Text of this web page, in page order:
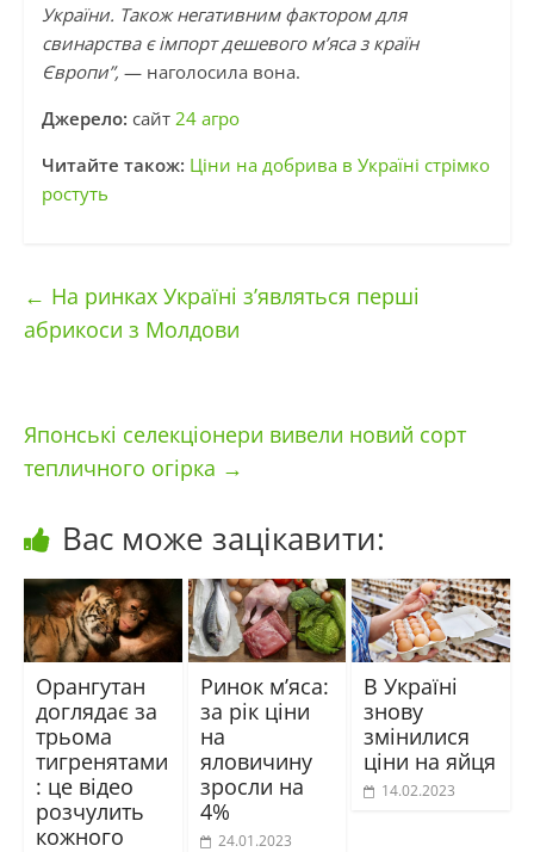
України. Також негативним фактором для
свинарства є імпорт дешевого м’яса з країн
Європи”, — наголосила вона.
Джерело: сайт 24 агро
Читайте також: Ціни на добрива в Україні стрімко
ростуть
← На ринках Україні з’являться перші
абрикоси з Молдови
Японські селекціонери вивели новий сорт
тепличного огірка →
Вас може зацікавити:
Орангутан
доглядає за
трьома
тигренятами
: це відео
розчулить
кожного
Ринок м’яса:
за рік ціни
на
яловичину
зросли на
4%
24.01.2023
В Україні
знову
змінилися
ціни на яйця
14.02.2023